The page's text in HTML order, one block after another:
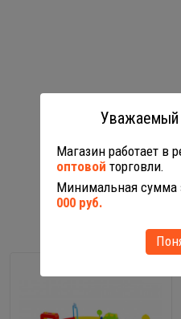
Уважаемый
Магазин работает в
оптовой торговли.
Минимальная сумма
000 руб.